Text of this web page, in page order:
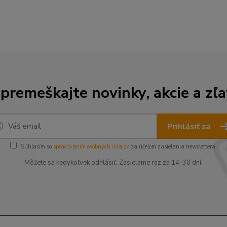
novinky, akcie a
Prihlásiť sa
Súhlasím so spracovaním osobných údajov za účelom zasielania newslettera.
Môžete sa kedykoľvek odhlásiť. Zasielame raz za 14-30 dní.